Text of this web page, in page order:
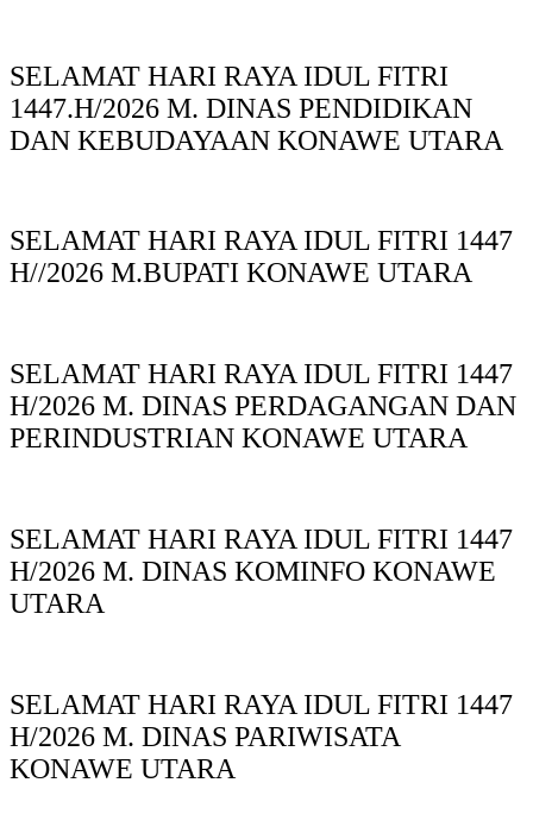
SELAMAT HARI RAYA IDUL FITRI
1447.H/2026 M. DINAS PENDIDIKAN
DAN KEBUDAYAAN KONAWE UTARA
SELAMAT HARI RAYA IDUL FITRI 1447
H//2026 M.BUPATI KONAWE UTARA
SELAMAT HARI RAYA IDUL FITRI 1447
H/2026 M. DINAS PERDAGANGAN DAN
PERINDUSTRIAN KONAWE UTARA
SELAMAT HARI RAYA IDUL FITRI 1447
H/2026 M. DINAS KOMINFO KONAWE
UTARA
SELAMAT HARI RAYA IDUL FITRI 1447
H/2026 M. DINAS PARIWISATA
KONAWE UTARA